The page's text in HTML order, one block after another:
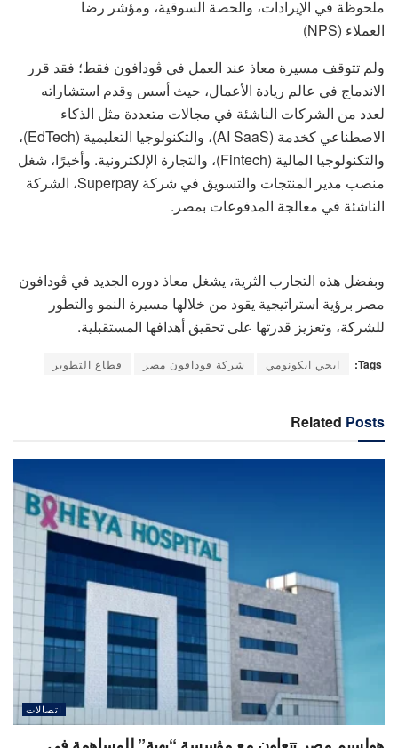
ملحوظة في الإيرادات، والحصة السوقية، ومؤشر رضا
العملاء (NPS)
‎ولم تتوقف مسيرة معاذ عند العمل في ڤودافون فقط؛ فقد قرر
الاندماج في عالم ريادة الأعمال، حيث أسس وقدم استشاراته
لعدد من الشركات الناشئة في مجالات متعددة مثل الذكاء
الاصطناعي كخدمة (AI SaaS)، والتكنولوجيا التعليمية (EdTech)،
والتكنولوجيا المالية (Fintech)، والتجارة الإلكترونية. وأخيرًا، شغل
منصب مدير المنتجات والتسويق في شركة Superpay، الشركة
الناشئة في معالجة المدفوعات بمصر.
وبفضل هذه التجارب الثرية، يشغل معاذ دوره الجديد في ڤودافون
مصر برؤية استراتيجية يقود من خلالها مسيرة النمو والتطور
للشركة، وتعزيز قدرتها على تحقيق أهدافها المستقبلية.
Tags: ايجي ايكونومي شركة فودافون مصر قطاع التطوير
Related Posts
اتصالات